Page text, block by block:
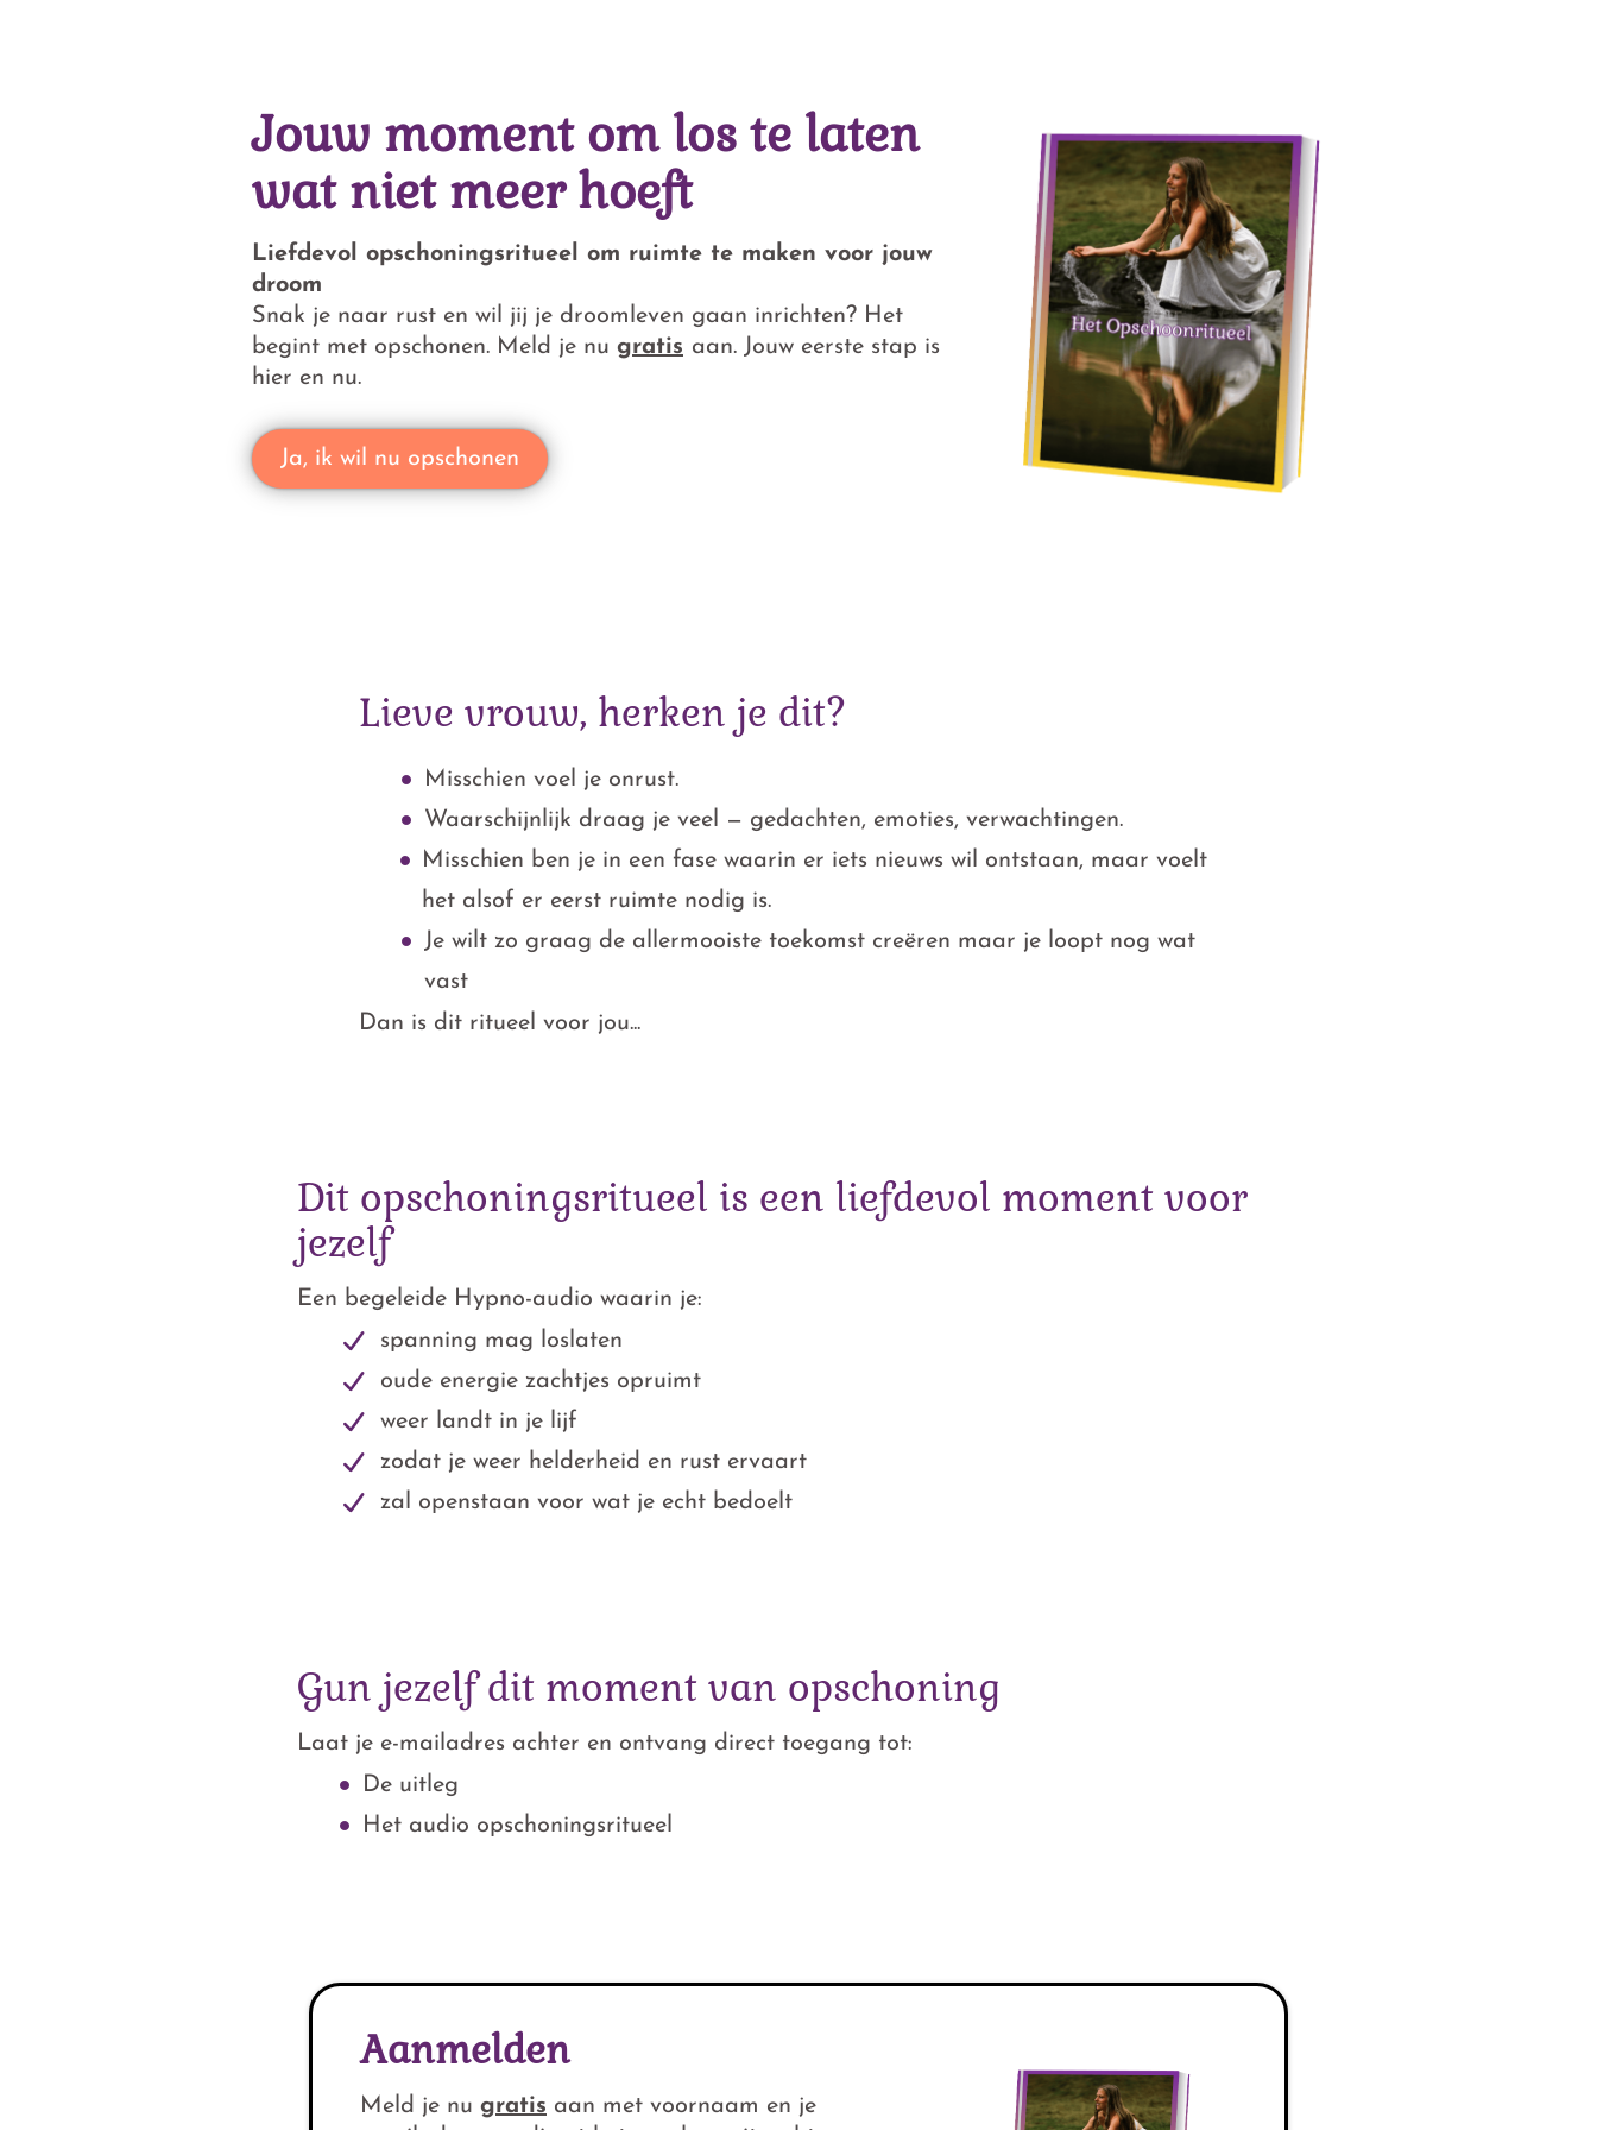
Jouw moment om los te laten
wat niet meer hoeft
Liefdevol opschoningsritueel om ruimte te maken voor jouw
droom
Snak je naar rust en wil jij je droomleven gaan inrichten? Het
begint met opschonen. Meld je nu gratis aan. Jouw eerste stap is
hier en nu.
Ja, ik wil nu opschonen
Lieve vrouw, herken je dit?
Misschien voel je onrust.
Waarschijnlijk draag je veel — gedachten, emoties, verwachtingen.
Misschien ben je in een fase waarin er iets nieuws wil ontstaan, maar voelt
het alsof er eerst ruimte nodig is.
Je wilt zo graag de allermooiste toekomst creëren maar je loopt nog wat
vast
Dan is dit ritueel voor jou...
Dit opschoningsritueel is een liefdevol moment voor
jezelf
Een begeleide Hypno-audio waarin je:
spanning mag loslaten
oude energie zachtjes opruimt
weer landt in je lijf
zodat je weer helderheid en rust ervaart
zal openstaan voor wat je echt bedoelt
Gun jezelf dit moment van opschoning
Laat je e-mailadres achter en ontvang direct toegang tot:
De uitleg
Het audio opschoningsritueel
Aanmelden
Meld je nu gratis aan met voornaam en je